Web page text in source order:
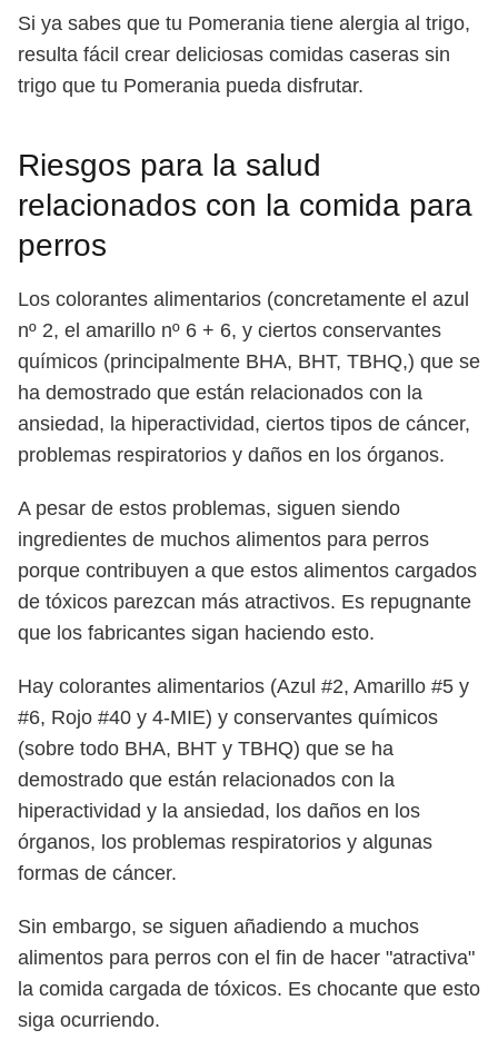
Si ya sabes que tu Pomerania tiene alergia al trigo,
resulta fácil crear deliciosas comidas caseras sin
trigo que tu Pomerania pueda disfrutar.
Riesgos para la salud
relacionados con la comida para
perros
Los colorantes alimentarios (concretamente el azul
nº 2, el amarillo nº 6 + 6, y ciertos conservantes
químicos (principalmente BHA, BHT, TBHQ,) que se
ha demostrado que están relacionados con la
ansiedad, la hiperactividad, ciertos tipos de cáncer,
problemas respiratorios y daños en los órganos.
A pesar de estos problemas, siguen siendo
ingredientes de muchos alimentos para perros
porque contribuyen a que estos alimentos cargados
de tóxicos parezcan más atractivos. Es repugnante
que los fabricantes sigan haciendo esto.
Hay colorantes alimentarios (Azul #2, Amarillo #5 y
#6, Rojo #40 y 4-MIE) y conservantes químicos
(sobre todo BHA, BHT y TBHQ) que se ha
demostrado que están relacionados con la
hiperactividad y la ansiedad, los daños en los
órganos, los problemas respiratorios y algunas
formas de cáncer.
Sin embargo, se siguen añadiendo a muchos
alimentos para perros con el fin de hacer "atractiva"
la comida cargada de tóxicos. Es chocante que esto
siga ocurriendo.